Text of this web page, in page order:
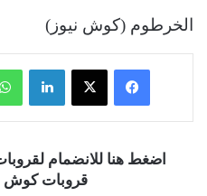
الخرطوم (كوش نيوز)
فيسبوك ‫X لينكدإن
اضغط هنا للانضمام
قروبات كوش